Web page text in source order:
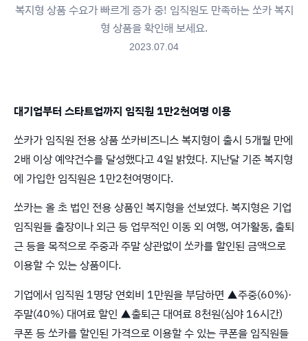
복지형 상품 수요가 빠르게 증가 중! 임직원도 만족하는 쏘카 복지
형 상품을 확인해 보세요.
2023.07.04
대기업부터 스타트업까지 임직원 1만2천여명 이용
쏘카가 임직원 전용 상품 쏘카비즈니스 복지형이 출시 5개월 만에
2배 이상 예약건수를 달성했다고 4일 밝혔다. 지난달 기준 복지형
에 가입한 임직원은 1만2천여명이다.
쏘카는 올 초 법인 전용 상품인 복지형을 선보였다. 복지형은 기업
임직원들 출장이나 외근 등 업무적인 이동 외 여행, 여가활동, 출퇴
근 등을 목적으로 주중과 주말 상관없이 쏘카를 할인된 금액으로
이용할 수 있는 상품이다.
기업에서 임직원 1명당 연회비 1만원을 부담하면 ▲주중(60%)·
주말(40%) 대여료 할인 ▲출퇴근 대여료 8천원(심야 16시간)
쿠폰 등 쏘카를 할인된 가격으로 이용할 수 있는 쿠폰을 임직원들